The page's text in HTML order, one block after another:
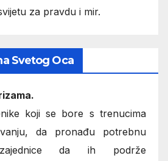
za pravdu i mir.
Svetog Oca
koji se bore s trenucima
da pronađu potrebnu
da ih podrže